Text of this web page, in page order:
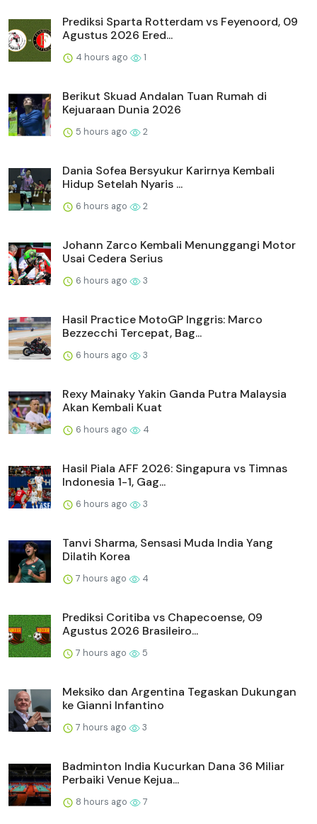
Prediksi Sparta Rotterdam vs Feyenoord, 09
Agustus 2026 Ered...
4 hours ago 1
Berikut Skuad Andalan Tuan Rumah di
Kejuaraan Dunia 2026
5 hours ago 2
Dania Sofea Bersyukur Karirnya Kembali
Hidup Setelah Nyaris ...
6 hours ago 2
Johann Zarco Kembali Menunggangi Motor
Usai Cedera Serius
6 hours ago 3
Hasil Practice MotoGP Inggris: Marco
Bezzecchi Tercepat, Bag...
6 hours ago 3
Rexy Mainaky Yakin Ganda Putra Malaysia
Akan Kembali Kuat
6 hours ago 4
Hasil Piala AFF 2026: Singapura vs Timnas
Indonesia 1-1, Gag...
6 hours ago 3
Tanvi Sharma, Sensasi Muda India Yang
Dilatih Korea
7 hours ago 4
Prediksi Coritiba vs Chapecoense, 09
Agustus 2026 Brasileiro...
7 hours ago 5
Meksiko dan Argentina Tegaskan Dukungan
ke Gianni Infantino
7 hours ago 3
Badminton India Kucurkan Dana 36 Miliar
Perbaiki Venue Kejua...
8 hours ago 7